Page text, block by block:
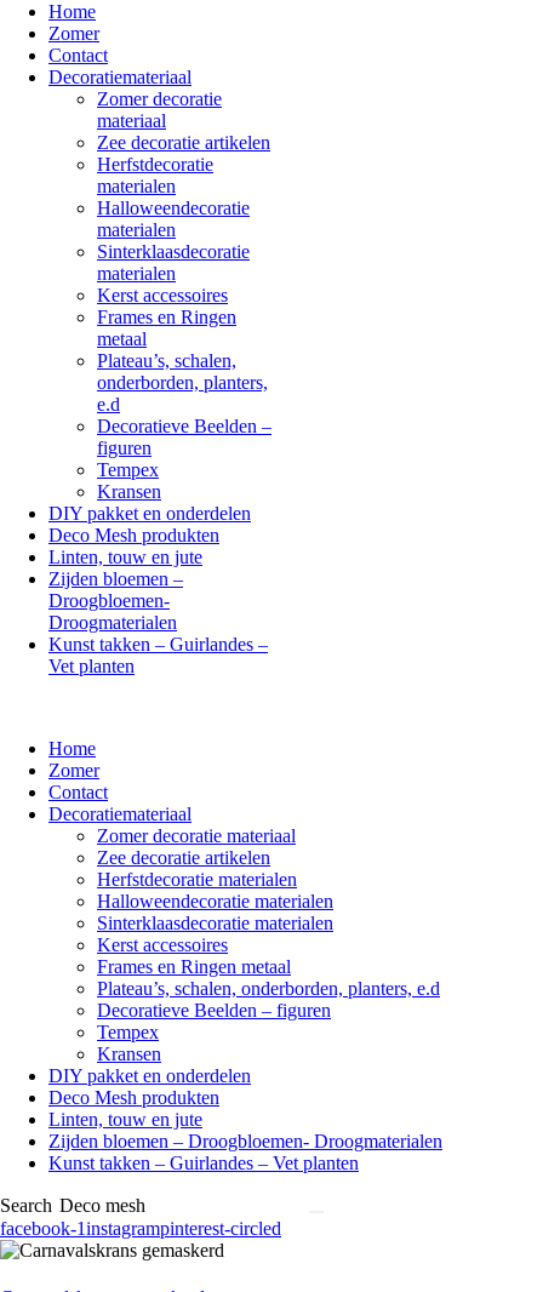
Home
Zomer
Contact
Decoratiemateriaal
Zomer decoratie
materiaal
Zee decoratie artikelen
Herfstdecoratie
materialen
Halloweendecoratie
materialen
Sinterklaasdecoratie
materialen
Kerst accessoires
Frames en Ringen
metaal
Plateau’s, schalen,
onderborden, planters,
e.d
Decoratieve Beelden –
figuren
Tempex
Kransen
DIY pakket en onderdelen
Deco Mesh produkten
Linten, touw en jute
Zijden bloemen –
Droogbloemen-
Droogmaterialen
Kunst takken – Guirlandes –
Vet planten
Home
Zomer
Contact
Decoratiemateriaal
Zomer decoratie materiaal
Zee decoratie artikelen
Herfstdecoratie materialen
Halloweendecoratie materialen
Sinterklaasdecoratie materialen
Kerst accessoires
Frames en Ringen metaal
Plateau’s, schalen, onderborden, planters, e.d
Decoratieve Beelden – figuren
Tempex
Kransen
DIY pakket en onderdelen
Deco Mesh produkten
Linten, touw en jute
Zijden bloemen – Droogbloemen- Droogmaterialen
Kunst takken – Guirlandes – Vet planten
Search
facebook-1instagrampinterest-circled